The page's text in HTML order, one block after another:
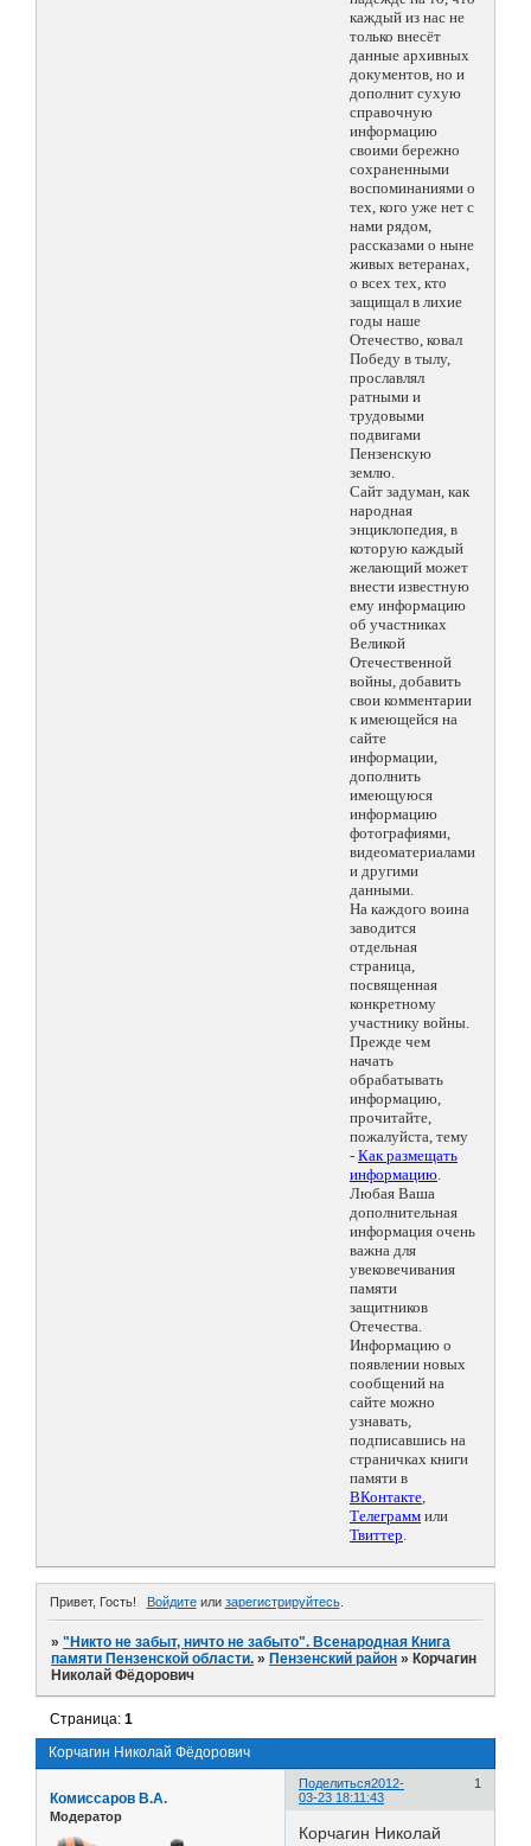
каждый из нас не
только внесёт
данные архивных
документов, но и
дополнит сухую
справочную
информацию
своими бережно
сохраненными
воспоминаниями о
тех, кого уже нет с
нами рядом,
рассказами о ныне
живых ветеранах,
о всех тех, кто
защищал в лихие
годы наше
Отечество, ковал
Победу в тылу,
прославлял
ратными и
трудовыми
подвигами
Пензенскую
землю.
Сайт задуман, как
народная
энциклопедия, в
которую каждый
желающий может
внести известную
ему информацию
об участниках
Великой
Отечественной
войны, добавить
свои комментарии
к имеющейся на
сайте
информации,
дополнить
имеющуюся
информацию
фотографиями,
видеоматериалами
и другими
данными.
На каждого воина
заводится
отдельная
страница,
посвященная
конкретному
участнику войны.
Прежде чем
начать
обрабатывать
информацию,
прочитайте,
пожалуйста, тему
- Как размещать
информацию.
Любая Ваша
дополнительная
информация очень
важна для
увековечивания
памяти
защитников
Отечества.
Информацию о
появлении новых
сообщений на
сайте можно
узнавать,
подписавшись на
страничках книги
памяти в
ВКонтакте,
Телеграмм или
Твиттер.
Привет, Гость! Войдитеили зарегистрируйтесь.
»"Никто не забыт, ничто не забыто". Всенародная Книга
памяти Пензенской области. » Пензенский район » Корчагин
Николай Фёдорович
Корчагин Николай Фёдорович
Страница:1
Поделиться 1
2012-
03-23 18:11:43
Комиссаров В.А.
Модератор
Корчагин Николай